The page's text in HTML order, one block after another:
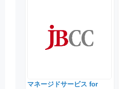
マネージドサービス for